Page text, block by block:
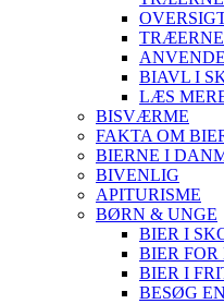
BIAVL I
LÆS
BISVÆRME
FAKTA OM
BIERNE I
BIVENLIG
APITURISME
BØRN & UNGE
BIER I
BIER
BIER I
BESØG